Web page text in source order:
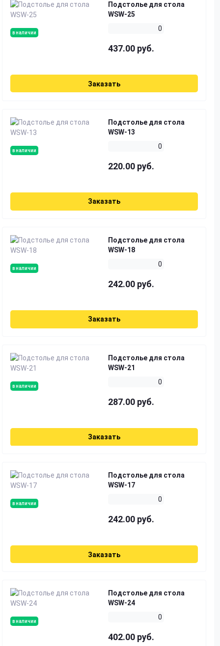
в наличии
Подстолье для стола
WSW-25
0
437.00 руб.
Заказать
в наличии
Подстолье для стола
WSW-13
0
220.00 руб.
Заказать
в наличии
Подстолье для стола
WSW-18
0
242.00 руб.
Заказать
в наличии
Подстолье для стола
WSW-21
0
287.00 руб.
Заказать
в наличии
Подстолье для стола
WSW-17
0
242.00 руб.
Заказать
в наличии
Подстолье для стола
WSW-24
0
402.00 руб.